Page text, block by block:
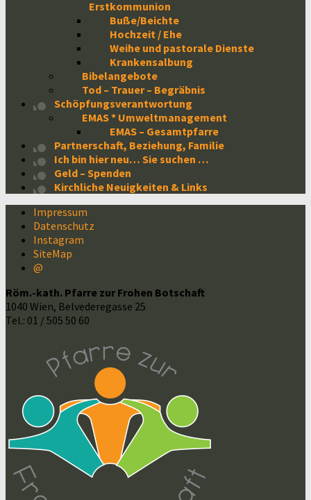
Erstkommunion
Buße/Beichte
Hochzeit / Ehe
Weihe und pastorale Dienste
Krankensalbung
Bibelangebote
Tod – Trauer – Begräbnis
Schöpfungsverantwortung
EMAS * Umweltmanagement
EMAS – Gesamtpfarre
Partnerschaft, Beziehung, Familie
Ich bin hier neu… Sie suchen …
Geld – Spenden
Kirchliche Neuigkeiten & Links
Impressum
Datenschutz
Instagram
SiteMap
@
Röm.-kath. Pfarre zur Frohen Botschaft
1040 Wien, Belvederegasse 25
Tel.: 01 / 505 50 60